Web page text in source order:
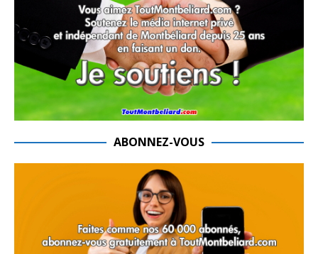
ABONNEZ-VOUS